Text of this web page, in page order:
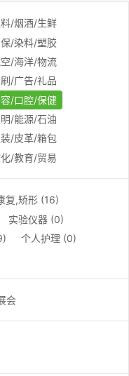
/烟酒/生鲜
/染料/塑胶
/海洋/物流
/广告/礼品
/口腔/保健
/能源/石油
/皮革/箱包
/教育/贸易
复,矫形 (16)
实验仪器 (0)
个人护理 (0)
会